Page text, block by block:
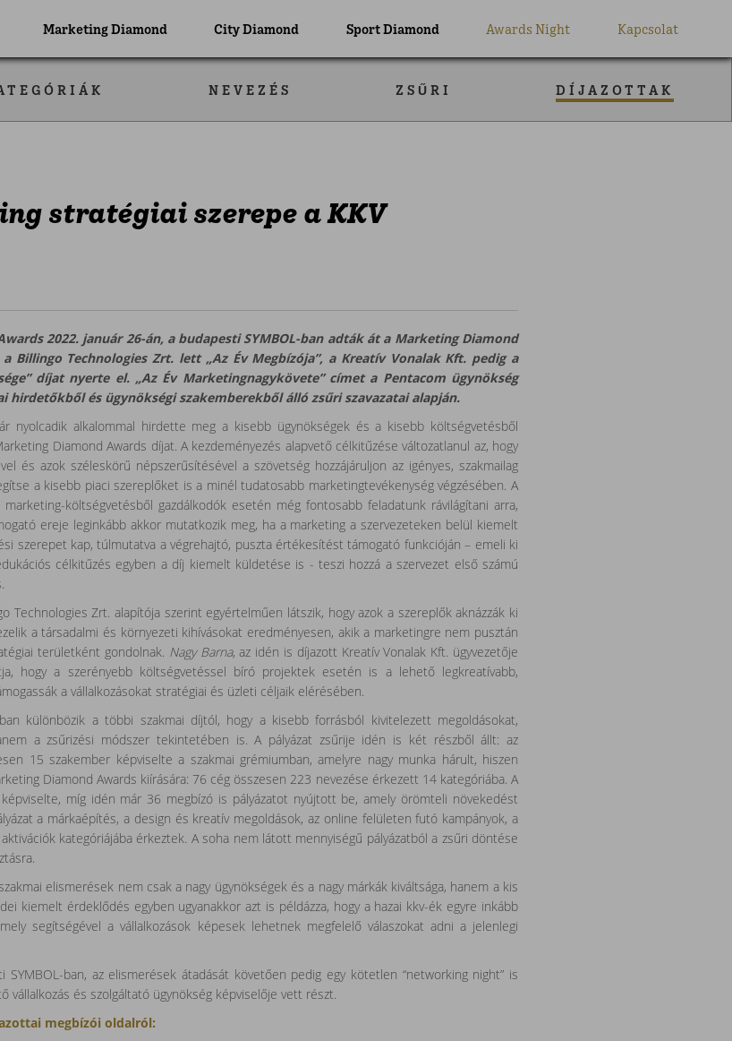
Marketing Diamond City Diamond Sport Diamond Awards Night Kapcsolat
NEVEZÉS ZSŰRI DÍJAZOTTAK
stratégiai szerepe a KKV
2022. január 26-án, a budapesti SYMBOL-ban adták át a Marketing Diamond
Billingo Technologies Zrt. lett „Az Év Megbízója”, a Kreatív Vonalak Kft. pedig a
díjat nyerte el. „Az Év Marketingnagykövete” címet a Pentacom ügynökség
hirdetőkből és ügynökségi szakemberekből álló zsűri szavazatai alapján.
nyolcadik alkalommal hirdette meg a kisebb ügynökségek és a kisebb költségvetésből
Diamond Awards díjat. A kezdeményezés alapvető célkitűzése változatlanul az, hogy
és azok széleskörű népszerűsítésével a szövetség hozzájáruljon az igényes, szakmailag
a kisebb piaci szereplőket is a minél tudatosabb marketingtevékenység végzésében. A
költségvetésből gazdálkodók esetén még fontosabb feladatunk rávilágítani arra,
ereje leginkább akkor mutatkozik meg, ha a marketing a szervezeteken belül kiemelt
szerepet kap, túlmutatva a végrehajtó, puszta értékesítést támogató funkcióján – emeli ki
célkitűzés egyben a díj kiemelt küldetése is - teszi hozzá a szervezet első számú
Technologies Zrt. alapítója szerint egyértelműen látszik, hogy azok a szereplők aknázzák ki
a társadalmi és környezeti kihívásokat eredményesen, akik a marketingre nem pusztán
területként gondolnak. Nagy Barna, az idén is díjazott Kreatív Vonalak Kft. ügyvezetője
hogy a szerényebb költségvetéssel bíró projektek esetén is a lehető legkreatívabb,
a vállalkozásokat stratégiai és üzleti céljaik elérésében.
különbözik a többi szakmai díjtól, hogy a kisebb forrásból kivitelezett megoldásokat,
a zsűrizési módszer tekintetében is. A pályázat zsűrije idén is két részből állt: az
15 szakember képviselte a szakmai grémiumban, amelyre nagy munka hárult, hiszen
Diamond Awards kiírására: 76 cég összesen 223 nevezése érkezett 14 kategóriába. A
míg idén már 36 megbízó is pályázatot nyújtott be, amely örömteli növekedést
a márkaépítés, a design és kreatív megoldások, az online felületen futó kampányok, a
kategóriájába érkeztek. A soha nem látott mennyiségű pályázatból a zsűri döntése
elismerések nem csak a nagy ügynökségek és a nagy márkák kiváltsága, hanem a kis
kiemelt érdeklődés egyben ugyanakkor azt is példázza, hogy a hazai kkv-ék egyre inkább
segítségével a vállalkozások képesek lehetnek megfelelő válaszokat adni a jelenlegi
ban, az elismerések átadását követően pedig egy kötetlen “networking night” is
vállalkozás és szolgáltató ügynökség képviselője vett részt.
megbízói oldalról: